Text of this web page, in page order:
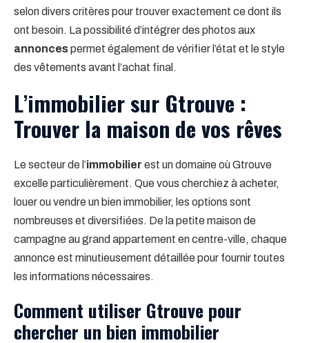
selon divers critères pour trouver exactement ce dont ils
ont besoin. La possibilité d’intégrer des photos aux
annoncespermet également de vérifier l’état et le style
des vêtements avant l’achat final.
L’immobilier sur Gtrouve :
Trouver la maison de vos rêves
Le secteur de l’immobilier est un domaine où Gtrouve
excelle particulièrement. Que vous cherchiez à acheter,
louer ou vendre un bien immobilier, les options sont
nombreuses et diversifiées. De la petite maison de
campagne au grand appartement en centre-ville, chaque
annonce est minutieusement détaillée pour fournir toutes
les informations nécessaires.
Comment utiliser Gtrouve pour
chercher un bien immobilier